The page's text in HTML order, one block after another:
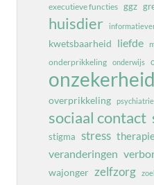
executieve functies ggz
huisdier
kwetsbaarheid liefde
onderprikkeling
onderwijs
onzekerheid
overprikkeling psychiatrie
sociaal contact
stigma stress
veranderingen
wajonger zelfzorg